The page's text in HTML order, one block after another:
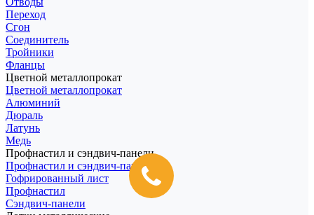
Переход
Сгон
Соединитель
Тройники
Фланцы
Цветной металлопрокат
Цветной металлопрокат
Алюминий
Дюраль
Латунь
Медь
Профнастил и сэндвич-панели
Профнастил и сэндвич-панели
Гофрированный лист
Профнастил
Сэндвич-панели